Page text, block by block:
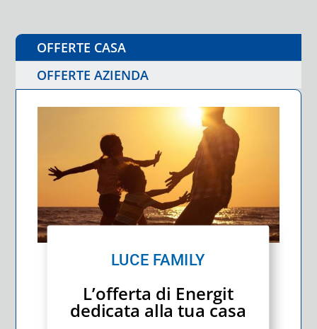
OFFERTE CASA
OFFERTE AZIENDA
LUCE FAMILY
L’offerta di Energit
dedicata alla tua casa